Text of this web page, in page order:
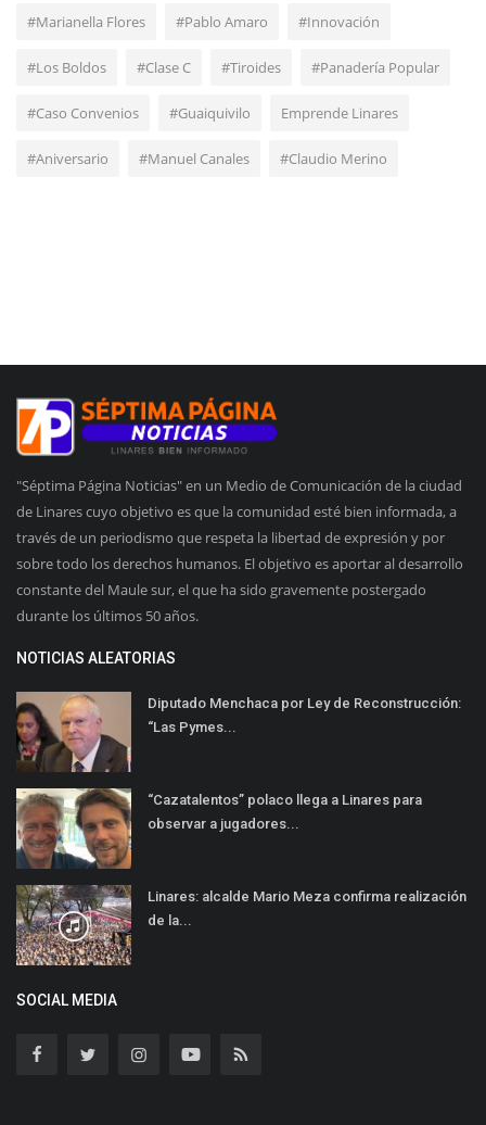
#Marianella Flores #Pablo Amaro #Innovación
#Los Boldos #Clase C #Tiroides #Panadería Popular
#Caso Convenios #Guaiquivilo Emprende Linares
#Aniversario #Manuel Canales #Claudio Merino
"Séptima Página Noticias" en un Medio de Comunicación de la ciudad
de Linares cuyo objetivo es que la comunidad esté bien informada, a
través de un periodismo que respeta la libertad de expresión y por
sobre todo los derechos humanos. El objetivo es aportar al desarrollo
constante del Maule sur, el que ha sido gravemente postergado
durante los últimos 50 años.
NOTICIAS ALEATORIAS
Diputado Menchaca por Ley de Reconstrucción:
“Las Pymes...
“Cazatalentos” polaco llega a Linares para
observar a jugadores...
Linares: alcalde Mario Meza confirma realización
de la...
SOCIAL MEDIA